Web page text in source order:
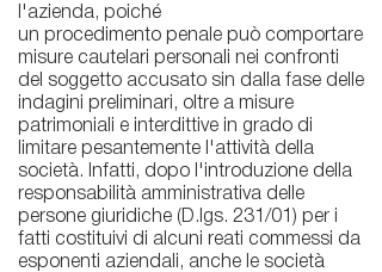
l'azienda, poiché
un procedimento penale può comportare
misure cautelari personali nei confronti
del soggetto accusato sin dalla fase delle
indagini preliminari, oltre a misure
patrimoniali e interdittive in grado di
limitare pesantemente l'attività della
società. Infatti, dopo l'introduzione della
responsabilità amministrativa delle
persone giuridiche (D.lgs. 231/01) per i
fatti costituivi di alcuni reati commessi da
esponenti aziendali, anche le società